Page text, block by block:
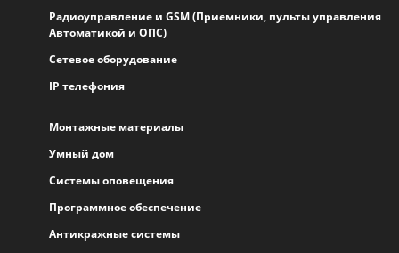
Радиоуправление и GSM (Приемники, пульты управления
Автоматикой и ОПС)
Сетевое оборудование
IP телефония
Монтажные материалы
Умный дом
Системы оповещения
Программное обеспечение
Антикражные системы